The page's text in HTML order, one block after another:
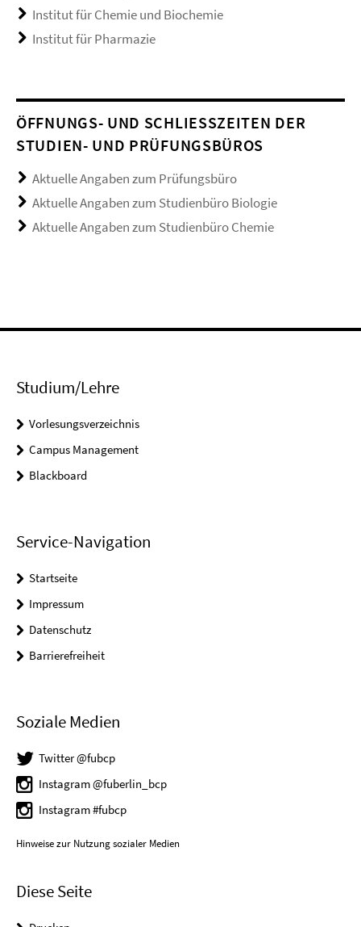
Institut für Chemie und Biochemie
Institut für Pharmazie
ÖFFNUNGS- UND SCHLIESSZEITEN DER S
TUDIEN- UND PRÜFUNGSBÜROS
Aktuelle Angaben zum Prüfungsbüro
Aktuelle Angaben zum Studienbüro Biologie
Aktuelle Angaben zum Studienbüro Chemie
Studium/Lehre
Vorlesungsverzeichnis
Campus Management
Blackboard
Service-Navigation
Startseite
Impressum
Datenschutz
Barrierefreiheit
Soziale Medien
Twitter @fubcp
Instagram @fuberlin_bcp
Instagram #fubcp
Hinweise zur Nutzung sozialer Medien
Diese Seite